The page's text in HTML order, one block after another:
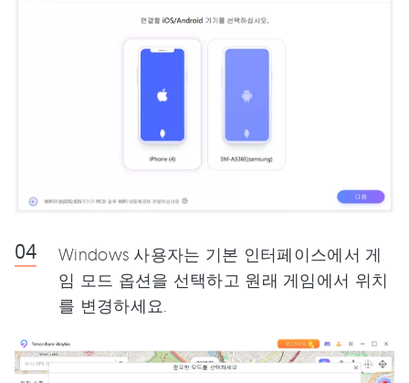
Windows 사용자는 기본 인터페이스에서 게
임 모드 옵션을 선택하고 원래 게임에서 위치
를 변경하세요.